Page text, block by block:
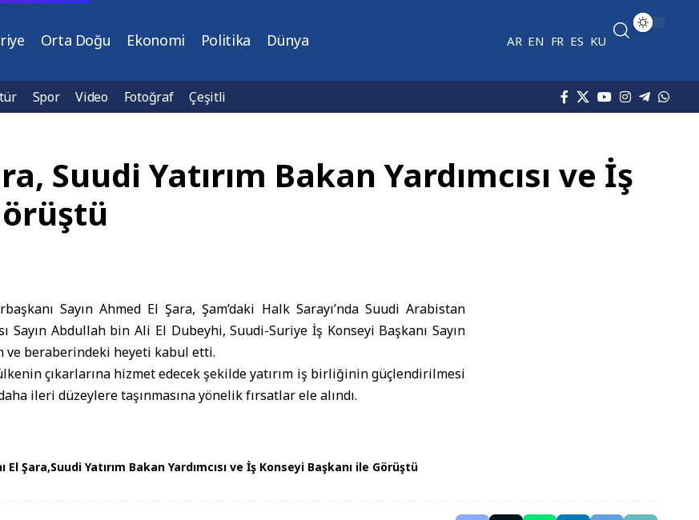
Orta Doğu Ekonomi Politika Dünya AR EN FR ES KU
Spor Video Fotoğraf Çeşitli
Suudi Yatırım Bakan Yardımcısı ve İş
Sayın Ahmed El Şara, Şam’daki Halk Sarayı’nda Suudi Arabistan
Sayın Abdullah bin Ali El Dubeyhi, Suudi-Suriye İş Konseyi Başkanı Sayın
ve beraberindeki heyeti kabul etti.
çıkarlarına hizmet edecek şekilde yatırım iş birliğinin güçlendirilmesi
ileri düzeylere taşınmasına yönelik fırsatlar ele alındı.
El Şara Suudi Yatırım Bakan Yardımcısı ve İş Konseyi Başkanı ile Görüştü